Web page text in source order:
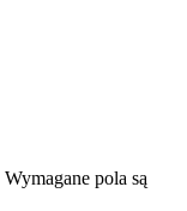
Wymagane pola są